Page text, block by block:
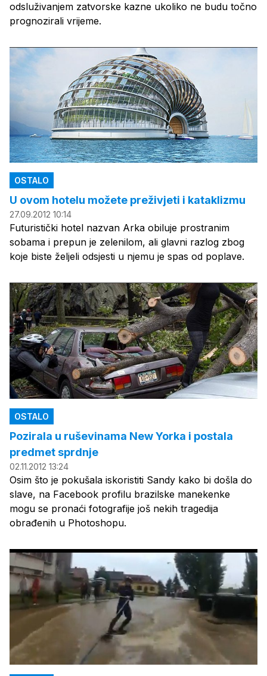
odsluživanjem zatvorske kazne ukoliko ne budu točno
prognozirali vrijeme.
OSTALO
U ovom hotelu možete preživjeti i kataklizmu
27.09.2012 10:14
Futuristički hotel nazvan Arka obiluje prostranim
sobama i prepun je zelenilom, ali glavni razlog zbog
koje biste željeli odsjesti u njemu je spas od poplave.
OSTALO
Pozirala u ruševinama New Yorka i postala
predmet sprdnje
02.11.2012 13:24
Osim što je pokušala iskoristiti Sandy kako bi došla do
slave, na Facebook profilu brazilske manekenke
mogu se pronaći fotografije još nekih tragedija
obrađenih u Photoshopu.